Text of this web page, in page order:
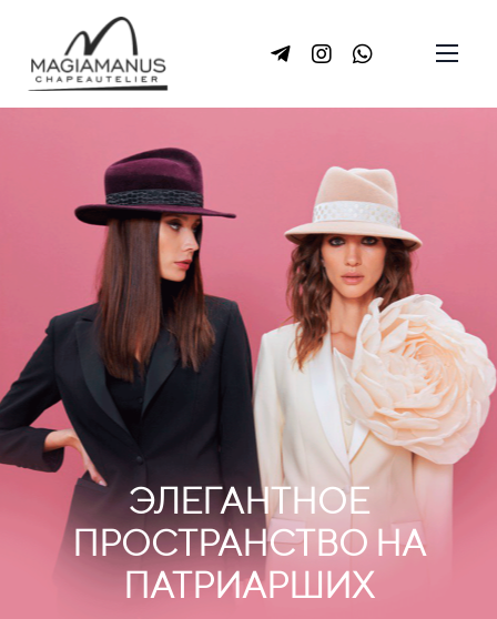
ЭЛЕГАНТНОЕ
ПРОСТРАНСТВО НА
ПАТРИАРШИХ